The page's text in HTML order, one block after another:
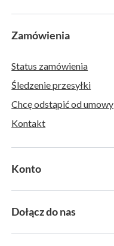
Zamówienia
Status zamówienia
Śledzenie przesyłki
Chcę odstąpić od umowy
Kontakt
Konto
Dołącz do nas